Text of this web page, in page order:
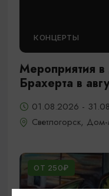
КОНЦЕРТЫ
Мероприятия
Брахерта в
01.08.2026 -
Светлогорск,
ОТ 250₽